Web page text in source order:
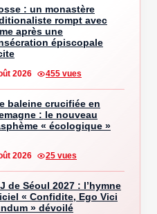
: un monastère
rompt avec
après une
épiscopale
2026 455 vues
baleine crucifiée en
: le nouveau
« écologique »
2026 25 vues
de Séoul 2027 : l’hymne
« Confidite, Ego Vici
» dévoilé